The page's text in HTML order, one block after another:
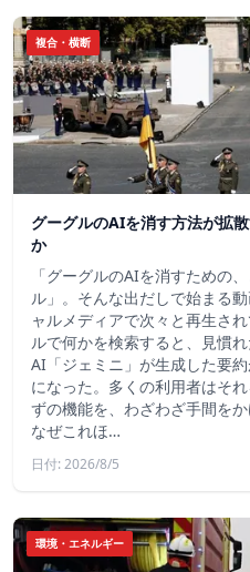
複合・横断
グーグルのAIを消す方法が拡
か
「グーグルのAIを消すための
ル」。そんな出だしで始まる
ャルメディアで次々と再生さ
ルで何かを検索すると、見慣
AI「ジェミニ」が生成した要
になった。多くの利用者はそ
ずの機能を、わざわざ手間を
なぜこれほ…
日付: 2026/8/5
環境・エネルギー